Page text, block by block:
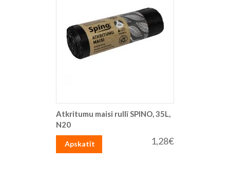
Atkritumu maisi rullī SPINO, 35L,
N20
1,28€
Apskatīt